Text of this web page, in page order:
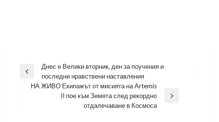
Навигация
Previous
Post
Днес е Велики вторник, ден за поучения и
последни нравствени наставления
НА ЖИВО Екипажът от мисията на Artemis
II пое към Земята след рекордно
отдалечаване в Космоса